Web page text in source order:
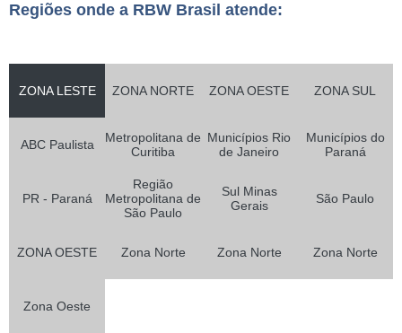
Regiões onde a RBW Brasil atende:
ZONA LESTE ZONA NORTE ZONA OESTE ZONA SUL
ABC Paulista
Metropolitana de
Curitiba
Municípios Rio
de Janeiro
Municípios do
Paraná
PR - Paraná
Região
Metropolitana de
São Paulo
Sul Minas
Gerais
São Paulo
ZONA OESTE Zona Norte Zona Norte Zona Norte
Zona Oeste